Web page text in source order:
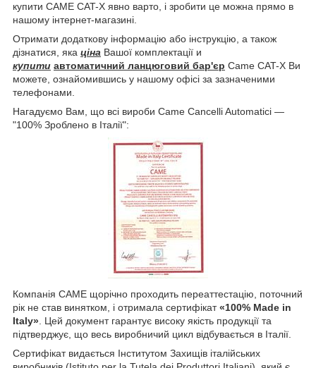
купити САМЕ CAT-X явно варто, і зробити це можна прямо в
нашому інтернет-магазині.
Отримати додаткову інформацію або інструкцію, а також
дізнатися, яка ціна Вашої комплектації и
купити автоматичний ланцюговий бар'єр Came CAT-X Ви
можете, ознайомившись у нашому офісі за зазначеними
телефонами.
Нагадуємо Вам, що всі вироби Came Cancelli Automatici —
"100% Зроблено в Італії":
Компанія CAME щорічно проходить переаттестацію, поточний
рік не став винятком, і отримала сертифікат«100% Made in
Italy». Цей документ гарантує високу якість продукції та
підтверджує, що весь виробничий цикл відбувається в Італії.
Сертифікат видається Інститутом Захищів італійських